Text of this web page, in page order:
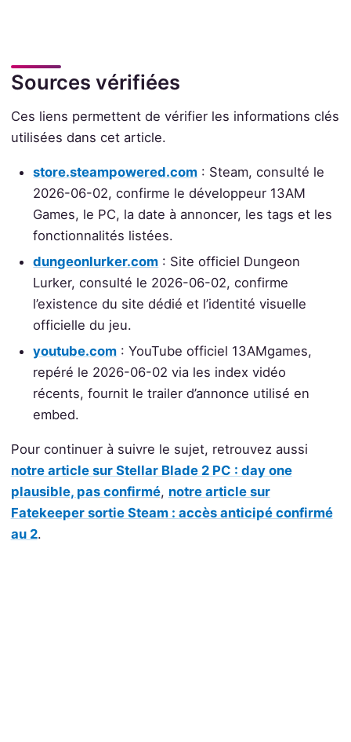
Sources vérifiées
Ces liens permettent de vérifier les informations clés
utilisées dans cet article.
store.steampowered.com : Steam, consulté le
2026-06-02, confirme le développeur 13AM
Games, le PC, la date à annoncer, les tags et les
fonctionnalités listées.
dungeonlurker.com : Site officiel Dungeon
Lurker, consulté le 2026-06-02, confirme
l’existence du site dédié et l’identité visuelle
officielle du jeu.
youtube.com : YouTube officiel 13AMgames,
repéré le 2026-06-02 via les index vidéo
récents, fournit le trailer d’annonce utilisé en
embed.
Pour continuer à suivre le sujet, retrouvez aussi
notre article sur Stellar Blade 2 PC : day one
plausible, pas confirmé, notre article sur
Fatekeeper sortie Steam : accès anticipé confirmé
au 2.